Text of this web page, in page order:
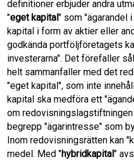
definitioner erbjuder andra
"eget kapital" som "ägarandel
kapital i form av aktier eller
godkända portföljföretagets
investerarna". Det förefaller
helt sammanfaller med det
"eget kapital", som inte
kapital ska medföra ett
om
begrepp "ägarintresse" som
Inom redovisningsrätten kan
medel. Med "hybridkapital"